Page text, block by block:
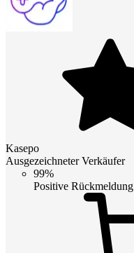
Kasepo
Ausgezeichneter Verkäufer
99%
Positive Rückmeldung